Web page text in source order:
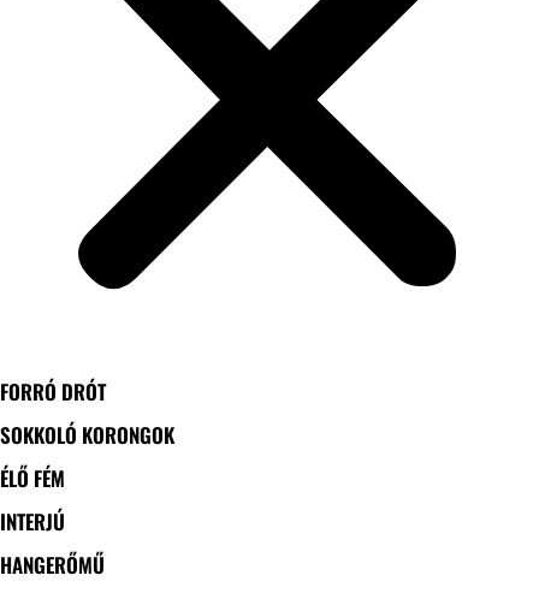
FORRÓ DRÓT
SOKKOLÓ KORONGOK
ÉLŐ FÉM
INTERJÚ
HANGERŐMŰ